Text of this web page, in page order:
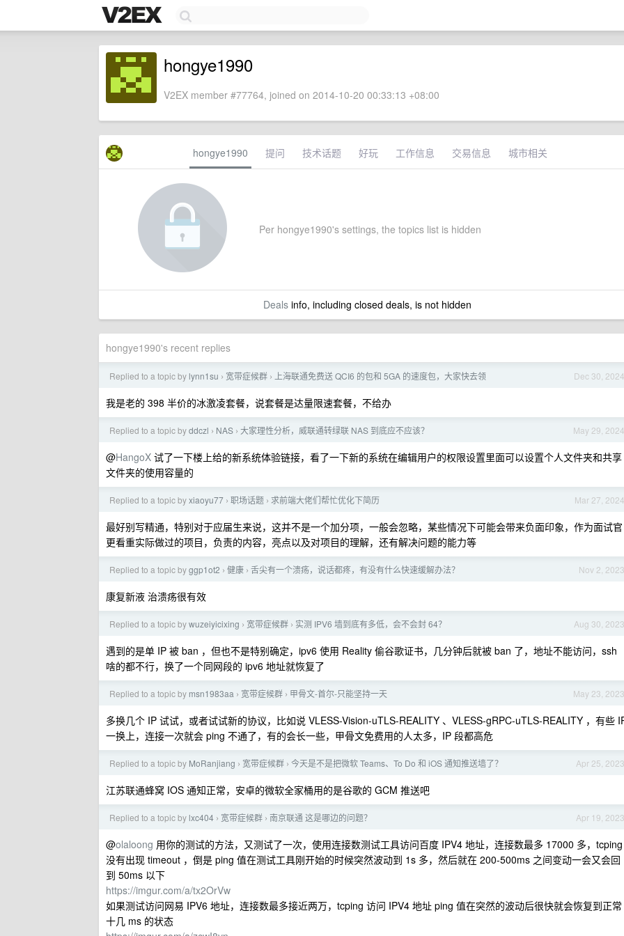
hongye1990
V2EX member #77764, joined on 2014-10-20 00:33:13 +08:00
hongye1990 提问 技术话题 好玩 工作信息 交易信息 城市相关
Per hongye1990's settings, the topics list is hidden
Dealsinfo, including closed deals, is not hidden
hongye1990's recent replies
Dec 30, 2024
Replied to a topic by lynn1su › 宽带症候群 › 上海联通免费送 QCI6 的包和 5GA 的速度包，大家快去领
我是老的 398 半价的冰激凌套餐，说套餐是达量限速套餐，不给办
May 29, 2024
Replied to a topic byddczl › NAS › 大家理性分析，威联通转绿联 NAS 到底应不应该？
@HangoX 试了一下楼上给的新系统体验链接，看了一下新的系统在编辑用户的权限设置里面可以设置个人文件夹和共享
文件夹的使用容量的
Mar 27, 2024
Replied to a topic byxiaoyu77 › 职场话题 › 求前端大佬们帮忙优化下简历
最好别写精通，特别对于应届生来说，这并不是一个加分项，一般会忽略，某些情况下可能会带来负面印象，作为面试官
更看重实际做过的项目，负责的内容，亮点以及对项目的理解，还有解决问题的能力等
Nov 2, 2023
Replied to a topic byggp1ot2 › 健康 › 舌尖有一个溃疡，说话都疼，有没有什么快速缓解办法？
康复新液 治溃疡很有效
Aug 30, 2023
Replied to a topic bywuzeiyicixing › 宽带症候群 › 实测 IPV6 墙到底有多低，会不会封 64？
遇到的是单 IP 被 ban ，但也不是特别确定，ipv6 使用 Reality 偷谷歌证书，几分钟后就被 ban 了，地址不能访问，ssh
啥的都不行，换了一个同网段的 ipv6 地址就恢复了
May 23, 2023
Replied to a topic by msn1983aa › 宽带症候群 › 甲骨文-首尔-只能坚持一天
多换几个 IP 试试，或者试试新的协议，比如说 VLESS-Vision-uTLS-REALITY 、VLESS-gRPC-uTLS-REALITY ，有些
一换上，连接一次就会 ping 不通了，有的会长一些，甲骨文免费用的人太多，IP 段都高危
Apr 25, 2023
Replied to a topic by MoRanjiang › 宽带症候群 › 今天是不是把微软 Teams、To Do 和 iOS 通知推送墙了？
江苏联通蜂窝 IOS 通知正常，安卓的微软全家桶用的是谷歌的 GCM 推送吧
Apr 19, 2023
Replied to a topic by lxc404 › 宽带症候群 › 南京联通 这是哪边的问题？
@olaloong 用你的测试的方法，又测试了一次，使用连接数测试工具访问百度 IPV4 地址，连接数最多 17000 多，tcping
没有出现 timeout ，倒是 ping 值在测试工具刚开始的时候突然波动到 1s 多，然后就在 200-500ms 之间变动一会又会回
到 50ms 以下
https://imgur.com/a/tx2OrVw
如果测试访问网易 IPV6 地址，连接数最多接近两万，tcping 访问 IPV4 地址 ping 值在突然的波动后很快就会恢复到正常
十几 ms 的状态